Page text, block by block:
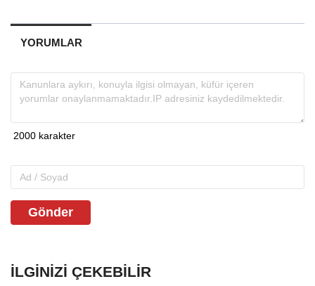
YORUMLAR
Gönder
İLGINIZI ÇEKEBILIR